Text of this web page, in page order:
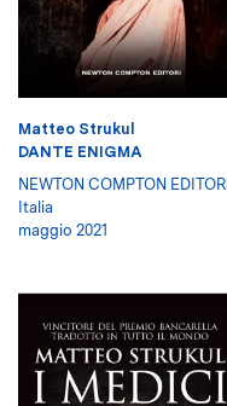
Matteo Strukul
DANTE ENIGMA
NEWTON COMPTON EDITORI
Italia
maggio 2021